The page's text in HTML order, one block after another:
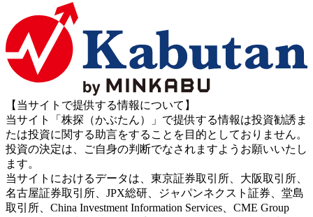
【当サイトで提供する情報について】
当サイト「株探（かぶたん）」で提供する情報は投資勧誘ま
たは投資に関する助言をすることを目的としておりません。
投資の決定は、ご自身の判断でなされますようお願いいたし
ます。
当サイトにおけるデータは、東京証券取引所、大阪取引所、
名古屋証券取引所、JPX総研、ジャパンネクスト証券、堂島
取引所、China Investment Information Services、CME Group